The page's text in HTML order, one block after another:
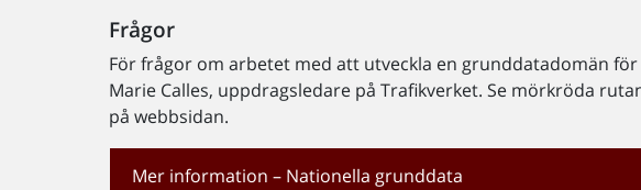
Frågor
För frågor om arbetet med att utveckla en grunddatadomän
Marie Calles, uppdragsledare på Trafikverket. Se mörkröda
på webbsidan.
Mer information – Nationella grunddata